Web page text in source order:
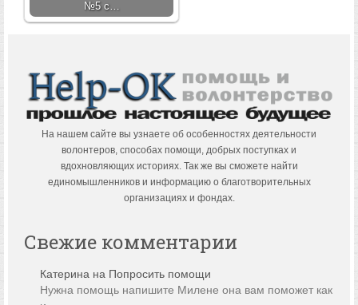
№5 с…
На нашем сайте вы узнаете об особенностях деятельности
волонтеров, способах помощи, добрых поступках и
вдохновляющих историях. Так же вы сможете найти
единомышленников и информацию о благотворительных
организациях и фондах.
Свежие комментарии
Катерина на Попросить помощи
Нужна помощь напишите Милене она вам поможет как